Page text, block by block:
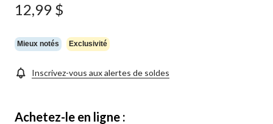
12,99 $
Mieux notés Exclusivité
Inscrivez-vous aux alertes de soldes
Achetez-le en ligne :